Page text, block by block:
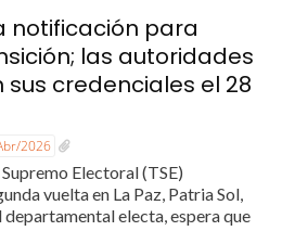
notificación para
las autoridades
credenciales el 28
2026
Electoral (TSE)
vuelta en La Paz, Patria Sol,
electa, espera que